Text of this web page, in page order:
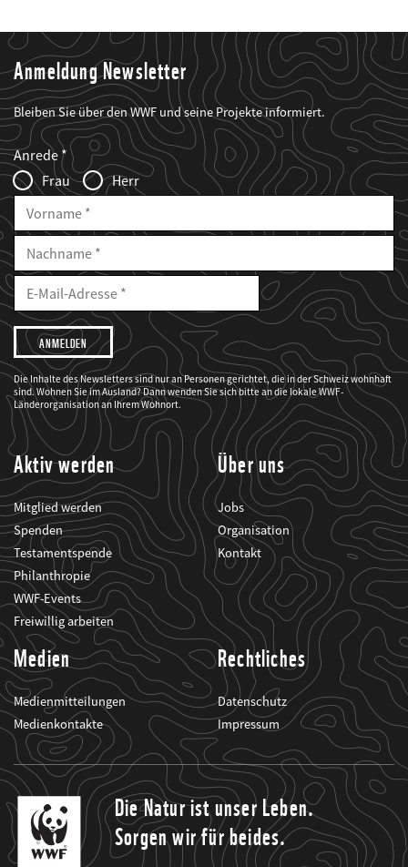
Anmeldung Newsletter
Bleiben Sie über den WWF und seine Projekte informiert.
Web2Case
Infofelder
Fieldset
anrede_name
Anrede
Frau
Herr
Vorname
Nachname
E-
Mailadresse
E-
Adresse
Ich
möchte,
dass
der
WWF
mich
über
seine
Projekte
informiert.
Die Inhalte des Newsletters sind nur an Personen gerichtet, die in der Schweiz wohnhaft
sind. Wohnen Sie im Ausland? Dann wenden Sie sich bitte an die lokale WWF-
Länderorganisation an Ihrem Wohnort.
Aktiv werden
Mitglied werden
Spenden
Testamentspende
Philanthropie
WWF-Events
Freiwillig arbeiten
Über uns
Jobs
Organisation
Kontakt
Medien
Medienmitteilungen
Medienkontakte
Rechtliches
Datenschutz
Impressum
Die Natur ist unser Leben.
Sorgen wir für beides.